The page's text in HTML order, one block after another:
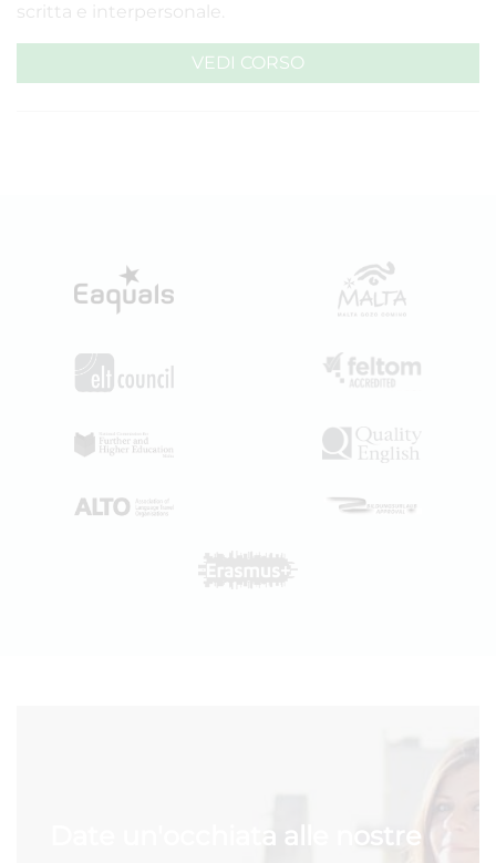
scritta e interpersonale.
VEDI CORSO
Date un'occhiata alle nostre